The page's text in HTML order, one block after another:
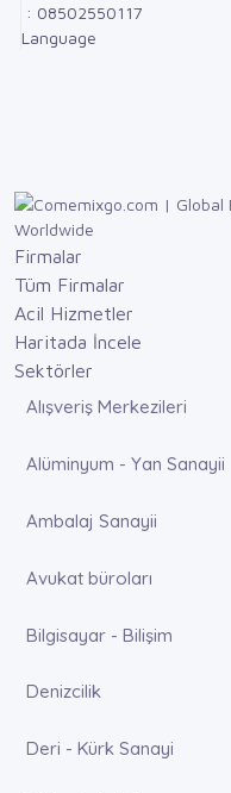
: 08502550117
Language
Firmalar
Tüm Firmalar
Acil Hizmetler
Haritada İncele
Sektörler
Alışveriş Merkezileri
Alüminyum - Yan Sanayii
Ambalaj Sanayii
Avukat büroları
Bilgisayar - Bilişim
Denizcilik
Deri - Kürk Sanayi